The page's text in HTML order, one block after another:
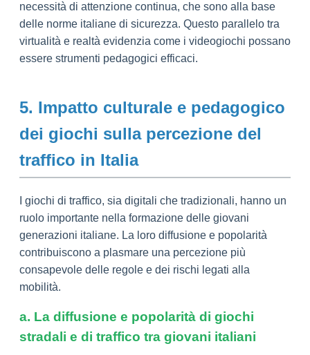
necessità di attenzione continua, che sono alla base
delle norme italiane di sicurezza. Questo parallelo tra
virtualità e realtà evidenzia come i videogiochi possano
essere strumenti pedagogici efficaci.
5. Impatto culturale e pedagogico
dei giochi sulla percezione del
traffico in Italia
I giochi di traffico, sia digitali che tradizionali, hanno un
ruolo importante nella formazione delle giovani
generazioni italiane. La loro diffusione e popolarità
contribuiscono a plasmare una percezione più
consapevole delle regole e dei rischi legati alla
mobilità.
a. La diffusione e popolarità di giochi
stradali e di traffico tra giovani italiani